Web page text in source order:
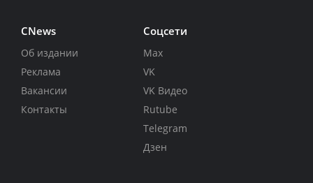
CNews
Об издании
Реклама
Вакансии
Контакты
Соцсети
Max
VK
VK Видео
Rutube
Telegram
Дзен